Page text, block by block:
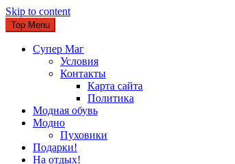
Skip to content
Top Menu
Супер Маг
Условия
Контакты
Карта сайта
Политика
Модная обувь
Модно
Пуховики
Подарки!
На отдых!